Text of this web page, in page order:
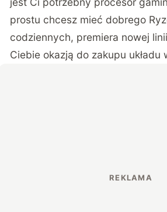
prostu chcesz mieć dobrego
codziennych, premiera nowej
Ciebie okazją do zakupu układu